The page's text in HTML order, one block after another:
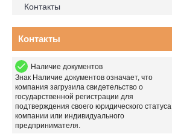
Контакты
Контакты
Наличие документов
Знак Наличие документов означает, что
компания загрузила свидетельство о
государственной регистрации для
подтверждения своего юридического статуса
компании или индивидуального
предпринимателя.